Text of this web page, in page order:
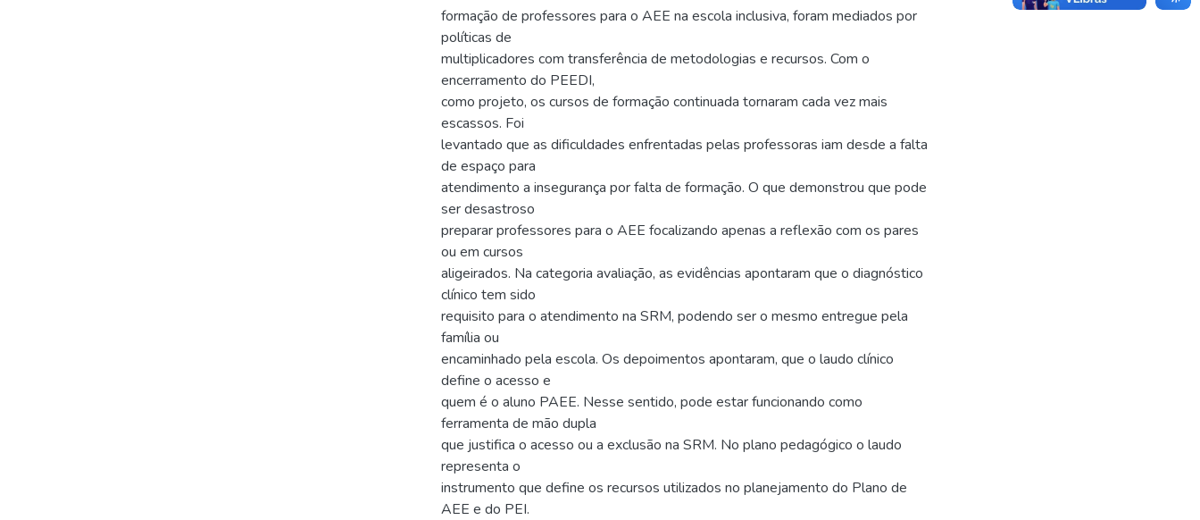
formação de professores para o AEE na escola inclusiva, foram mediados por
políticas de
multiplicadores com transferência de metodologias e recursos. Com o
encerramento do PEEDI,
como projeto, os cursos de formação continuada tornaram cada vez mais
escassos. Foi
levantado que as dificuldades enfrentadas pelas professoras iam desde a falta
de espaço para
atendimento a insegurança por falta de formação. O que demonstrou que pode
ser desastroso
preparar professores para o AEE focalizando apenas a reflexão com os pares
ou em cursos
aligeirados. Na categoria avaliação, as evidências apontaram que o diagnóstico
clínico tem sido
requisito para o atendimento na SRM, podendo ser o mesmo entregue pela
família ou
encaminhado pela escola. Os depoimentos apontaram, que o laudo clínico
define o acesso e
quem é o aluno PAEE. Nesse sentido, pode estar funcionando como
ferramenta de mão dupla
que justifica o acesso ou a exclusão na SRM. No plano pedagógico o laudo
representa o
instrumento que define os recursos utilizados no planejamento do Plano de
AEE e do PEI.